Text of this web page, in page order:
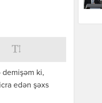
demişəm ki,
edən şəxs